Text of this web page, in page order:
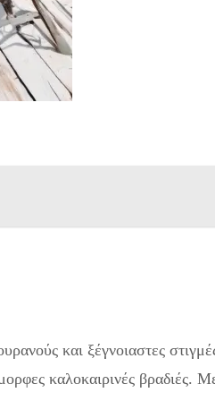
και ξέγνοιαστες
καλοκαιρινές βραδιές.